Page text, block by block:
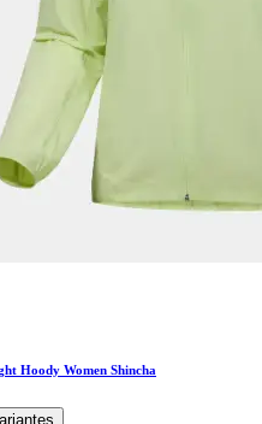
Hoody Women Shincha